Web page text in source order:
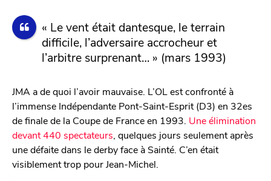
« Le vent était dantesque, le terrain
difficile, l’adversaire accrocheur et
l’arbitre surprenant… » (mars 1993)
JMA a de quoi l’avoir mauvaise. L’OL est confronté à
l’immense Indépendante Pont-Saint-Esprit (D3) en 32es
de finale de la Coupe de France en 1993. Une élimination
devant 440 spectateurs, quelques jours seulement après
une défaite dans le derby face à Sainté. C’en était
visiblement trop pour Jean-Michel.